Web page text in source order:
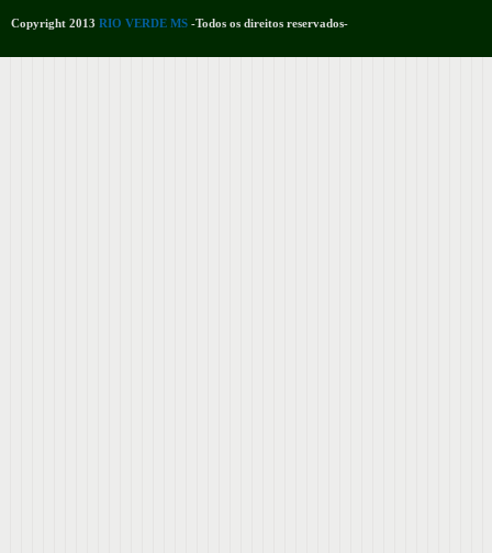
Copyright 2013 RIO VERDE MS -Todos os direitos reservados-